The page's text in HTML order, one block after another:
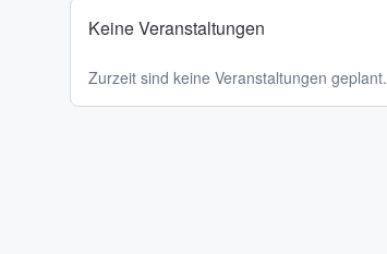
Keine Veranstaltungen
Zurzeit sind keine Veranstaltungen geplant.